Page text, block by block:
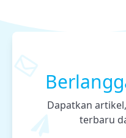
Dapatkan
terbaru